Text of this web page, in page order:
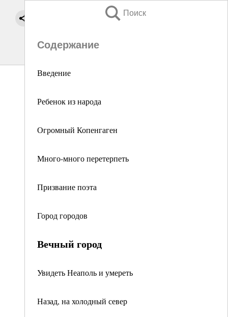
Поиск
Содержание
Введение
Ребенок из народа
Огромный Копенгаген
Много-много перетерпеть
Призвание поэта
Город городов
Вечный город
Увидеть Неаполь и умереть
Назад, на холодный север